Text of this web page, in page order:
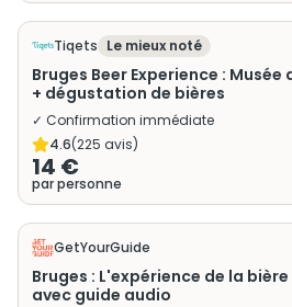
Tiqets Le mieux noté
Bruges Beer Experience :
+ dégustation de bières
✓ Confirmation immédiate
4.6(225 avis)
14 €
par personne
GetYourGuide
Bruges : L'expérience de la
avec guide audio